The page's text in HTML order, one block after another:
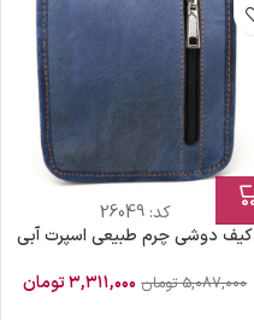
کد:26049
کیف دوشی چرم طبیعی اسپرت آبی
۵,۰۸۷,۰۰۰ تومان ۳,۳۱۱,۰۰۰تومان